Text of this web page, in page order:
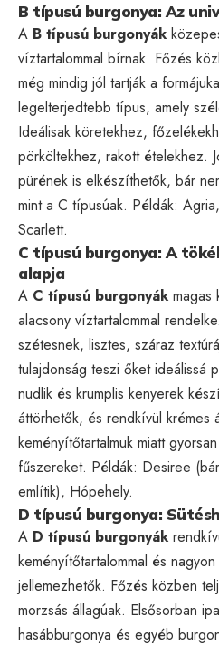
B típusú burgonya: Az
A B típusú burgonyák
víztartalommal bírnak. Főzés
még mindig jól tartják a
legelterjedtebb típus, amely
Ideálisak köretekhez,
pörköltekhez, rakott ételekhez.
pürének is elkészíthetők, bár
mint a C típusúak. Példák:
Scarlett.
C típusú burgonya: A
alapja
A C típusú burgonyák magas
alacsony víztartalommal
szétesnek, lisztes, száraz
tulajdonság teszi őket ideálissá
nudlik és krumplis kenyerek
áttörhetők, és rendkívül krémes
keményítőtartalmuk miatt
fűszereket. Példák: Desiree
említik), Hópehely.
D típusú burgonya:
A D típusú burgonyák
keményítőtartalommal és
jellemezhetők. Főzés közben
morzsás állagúak. Elsősorban
hasábburgonya és egyéb